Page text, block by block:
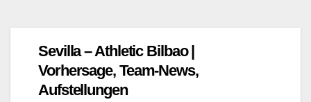
Sevilla – Athletic Bilbao |
Vorhersage, Team-News,
Aufstellungen